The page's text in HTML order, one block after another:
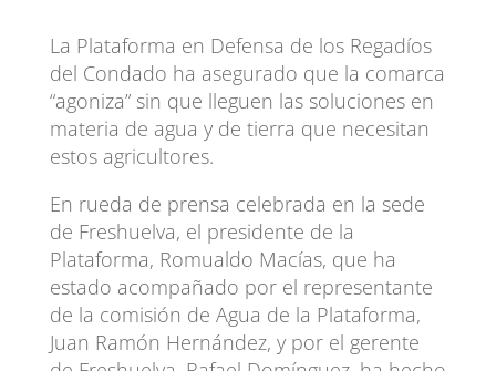
La Plataforma en Defensa de los Regadíos
del Condado ha asegurado que la comarca
“agoniza” sin que lleguen las soluciones en
materia de agua y de tierra que necesitan
estos agricultores.
En rueda de prensa celebrada en la sede
de Freshuelva, el presidente de la
Plataforma, Romualdo Macías, que ha
estado acompañado por el representante
de la comisión de Agua de la Plataforma,
Juan Ramón Hernández, y por el gerente